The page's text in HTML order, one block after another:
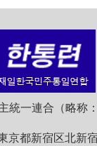
統一連合（略称
都新宿区北新